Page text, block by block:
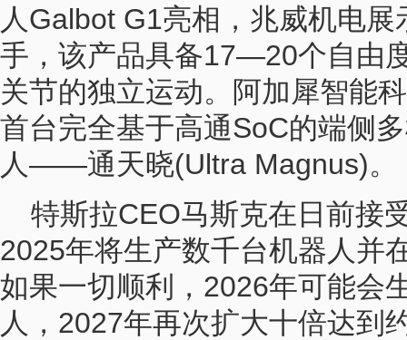
人Galbot G1亮相，兆威机电
手，该产品具备17—20个自由
关节的独立运动。阿加犀智能
首台完全基于高通SoC的端侧
人——通天晓(Ultra Magnus)。
特斯拉CEO马斯克在日前接
2025年将生产数千台机器人并
如果一切顺利，2026年可能会
人，2027年再次扩大十倍达到